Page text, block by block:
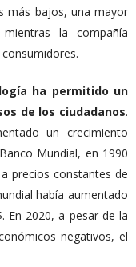
más bajos, una mayor
la compañía
ha permitido un
de los ciudadanos.
un crecimiento
Mundial, en 1990
precios constantes de
había aumentado
En 2020, a pesar de la
negativos, el